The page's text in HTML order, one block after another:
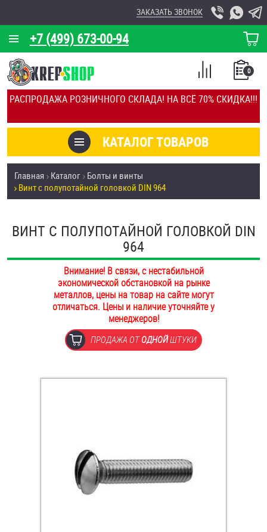
РАСПРОДАЖА РОЗНИЧНОГО СКЛАДА! НА ВСЁ 70% СКИДКА!!!
+7 (499) 673-00-94
ЗАКАЗАТЬ ЗВОНОК
КОРЗИНА
О КОМПАНИИ
КАЛЬКУЛЯТОР
ОТЗЫВЫ
УСЛУГИ
СКИДКИ
ОПТ
ПОКУПАТЕЛЯМ
ОПЛАТА И ДОСТАВКА
НАШИ МАГАЗИНЫ
КАТАЛОГ ТОВАРОВ
0
СПИСОК
СРАВНЕНИЕ
Товары со скидкой
Анкеры
Антивандальный крепёж, инструмент
Болты и винты
Втулки
Дюймовый крепёж
Инструмент
Крюки, кольца с метрической резьбой
Главная Каталог Болты и винты
Винт с полупотайной головкой DIN 964
ВИНТ С ПОЛУПОТАЙНОЙ ГОЛОВКОЙ DIN
964
Внимание! В связи, с нестабильной
экономической обстановкой на рынке
металлов, цены на товар на сайте могут
отличаться. Цены и наличие уточняйте у
менеджеров!
ПРОДАЖА ОТОДНОЙШТУКИ